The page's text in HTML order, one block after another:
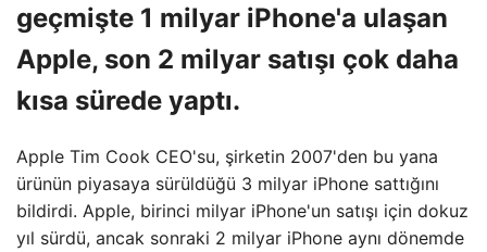
geçmişte 1 milyar iPhone'a ulaşan
Apple, son 2 milyar satışı çok daha
kısa sürede yaptı.
Apple Tim Cook CEO'su, şirketin 2007'den bu yana
ürünün piyasaya sürüldüğü 3 milyar iPhone sattığını
bildirdi. Apple, birinci milyar iPhone'un satışı için dokuz
yıl sürdü, ancak sonraki 2 milyar iPhone aynı dönemde